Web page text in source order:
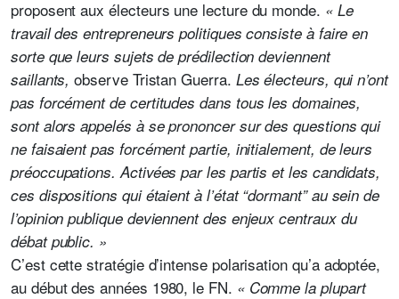
proposent aux électeurs une lecture du monde. « Le
travail des entrepreneurs politiques consiste à faire en
sorte que leurs sujets de prédilection deviennent
saillants,observe Tristan Guerra. Les électeurs, qui n’ont
pas forcément de certitudes dans tous les domaines,
sont alors appelés à se prononcer sur des questions qui
ne faisaient pas forcément partie, initialement, de leurs
préoccupations. Activées par les partis et les candidats,
ces dispositions qui étaient à l’état “dormant” au sein de
l’opinion publique deviennent des enjeux centraux du
débat public. »
C’est cette stratégie d’intense polarisation qu’a adoptée,
au début des années 1980, le FN. « Comme la plupart